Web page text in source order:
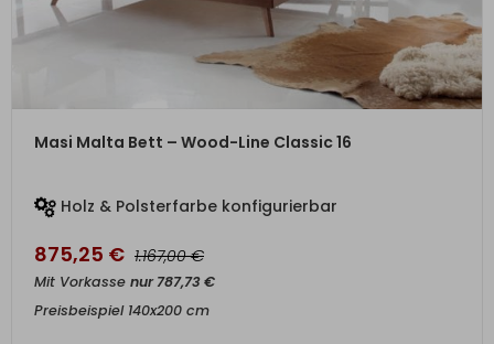
ZUM PRODUKT
Masi Malta Bett – Wood-Line Classic 16
Holz & Polsterfarbe konfigurierbar
875,25 € 1.167,00€
Mit Vorkasse nur787,73€
Preisbeispiel 140x200 cm